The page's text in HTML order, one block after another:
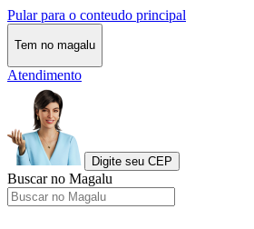
Pular para o conteudo principal
Tem no magalu
Atendimento
Digite seu CEP
Buscar no Magalu